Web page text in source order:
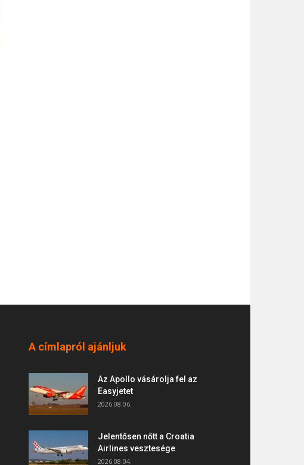
A címlapról ajánljuk
Az Apollo vásárolja fel az
Easyjetet
2026.08.06.
Jelentősen nőtt a Croatia
Airlines vesztesége
2026.08.04.